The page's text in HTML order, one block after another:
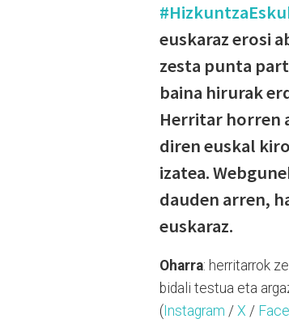
euskaraz erosi
zesta punta
baina hirurak
Herritar horren
diren euskal
izatea.
dauden arren,
euskaraz.
Oharra: herritarrok
bidali testua eta
(Instagram / X /